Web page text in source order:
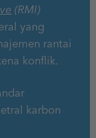
(RMI)
yang
rantai
konflik.
karbon